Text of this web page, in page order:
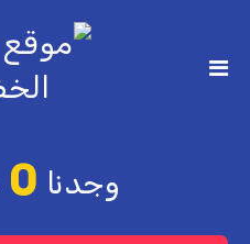
وجدنا 0